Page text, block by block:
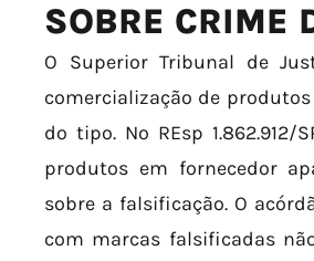
SOBRE CRIME
O Superior Tribunal de
comercialização de
do tipo. No REsp
produtos em fornecedor
sobre a falsificação. O
com marcas falsificadas